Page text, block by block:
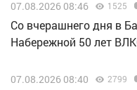
07.08.2026 08:46 1525
Со вчерашнего дня в
Набережной 50 лет
07.08.2026 08:40 2799